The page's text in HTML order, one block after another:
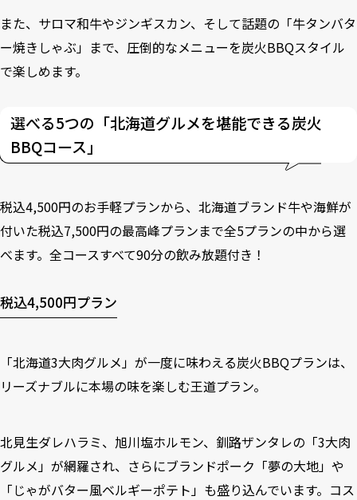
また、サロマ和牛やジンギスカン、そして話題の「牛タンバタ
ー焼きしゃぶ」まで、圧倒的なメニューを炭火BBQスタイル
で楽しめます。
選べる5つの「北海道グルメを堪能できる炭火
BBQコース」
税込4,500円のお手軽プランから、北海道ブランド牛や海鮮が
付いた税込7,500円の最高峰プランまで全5プランの中から選
べます。全コースすべて90分の飲み放題付き！
税込4,500円プラン
「北海道3大肉グルメ」が一度に味わえる炭火BBQプランは、
リーズナブルに本場の味を楽しむ王道プラン。
北見生ダレハラミ、旭川塩ホルモン、釧路ザンタレの「3大肉
グルメ」が網羅され、さらにブランドポーク「夢の大地」や
「じゃがバター風ベルギーポテト」も盛り込んでいます。コス